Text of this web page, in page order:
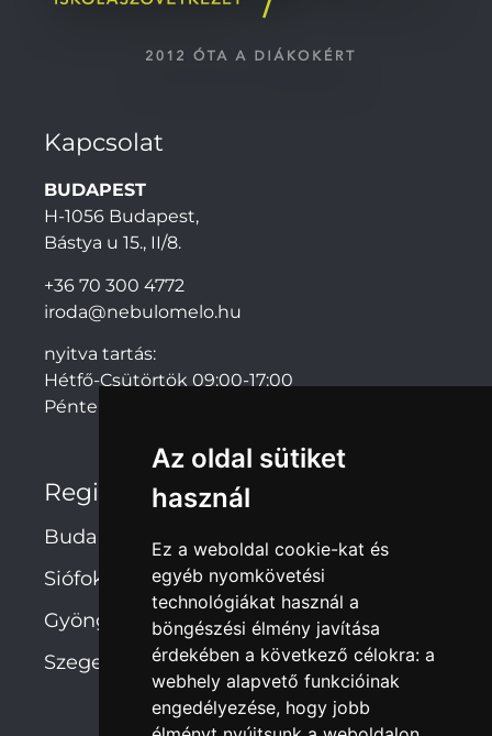
Az oldal sütiket
használ
Ez a weboldal cookie-kat és
egyéb nyomkövetési
technológiákat használ a
böngészési élmény javítása
érdekében a következő célokra: a
webhely alapvető funkcióinak
engedélyezése, hogy jobb
Kapcsolat
BUDAPEST
H-1056 Budapest,
Bástya u 15., II/8.
+36 70 300 4772
iroda@nebulomelo.hu
nyitva tartás:
Hétfő-Csütörtök 09:00-17:00
Péntek: 09:00-14:00
Regionális irodák
Budapest
Siófok
Gyöngyös
Szeged